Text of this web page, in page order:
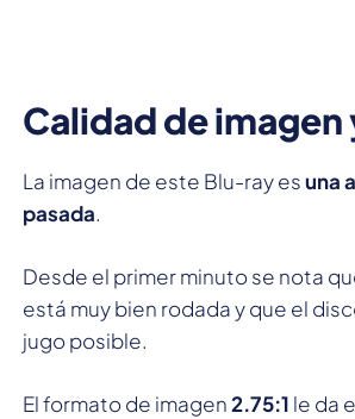
Calidad de imagen
La imagen de este Blu-ray esuna
pasada.
Desde el primer minuto se nota
está muy bien rodada y que el
jugo posible.
El formato de imagen2.75:1 le da